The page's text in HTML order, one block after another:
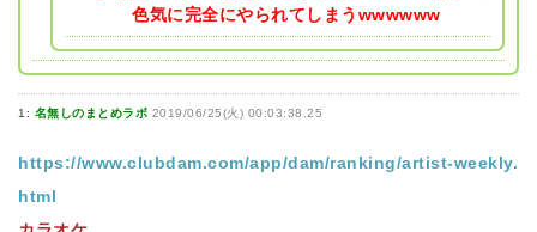
色気に完全にやられてしまうwwwwww
1: 名無しのまとめラボ 2019/06/25(火) 00:03:38.25
https://www.clubdam.com/app/dam/ranking/artist-weekly.
html